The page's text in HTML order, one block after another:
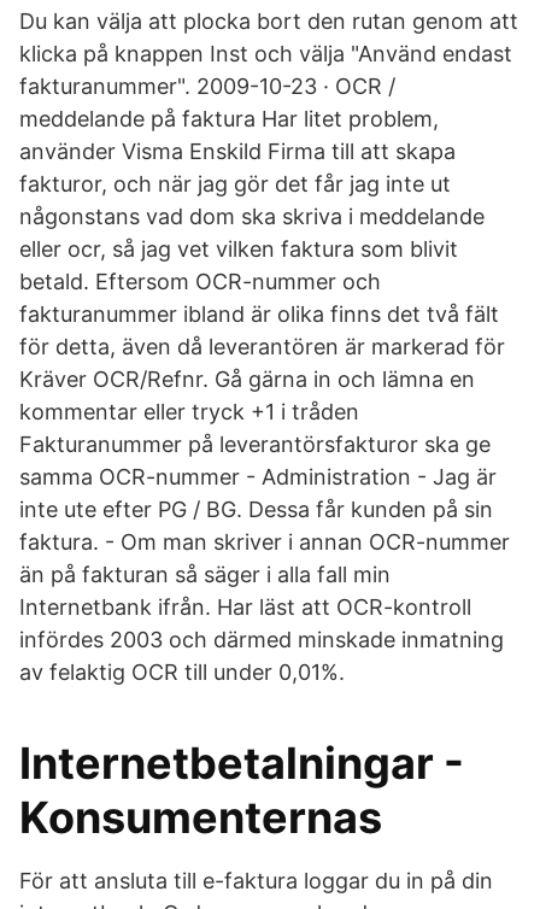
Du kan välja att plocka bort den rutan genom att
klicka på knappen Inst och välja "Använd endast
fakturanummer". 2009-10-23 · OCR /
meddelande på faktura Har litet problem,
använder Visma Enskild Firma till att skapa
fakturor, och när jag gör det får jag inte ut
någonstans vad dom ska skriva i meddelande
eller ocr, så jag vet vilken faktura som blivit
betald. Eftersom OCR-nummer och
fakturanummer ibland är olika finns det två fält
för detta, även då leverantören är markerad för
Kräver OCR/Refnr. Gå gärna in och lämna en
kommentar eller tryck +1 i tråden
Fakturanummer på leverantörsfakturor ska ge
samma OCR-nummer - Administration - Jag är
inte ute efter PG / BG. Dessa får kunden på sin
faktura. - Om man skriver i annan OCR-nummer
än på fakturan så säger i alla fall min
Internetbank ifrån. Har läst att OCR-kontroll
infördes 2003 och därmed minskade inmatning
av felaktig OCR till under 0,01%.
Internetbetalningar -
Konsumenternas
För att ansluta till e-faktura loggar du in på din